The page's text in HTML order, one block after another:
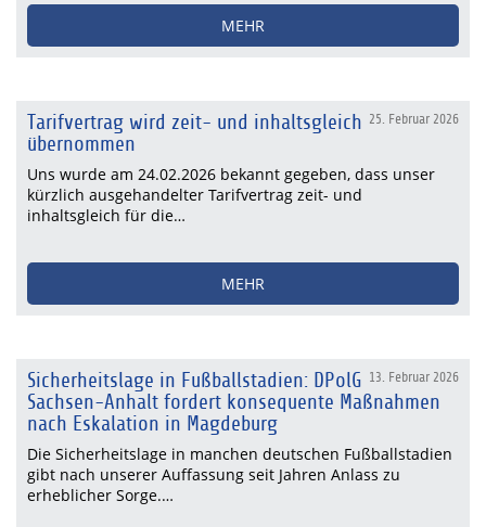
MEHR
25. Februar 2026
Tarifvertrag wird zeit- und inhaltsgleich
übernommen
Uns wurde am 24.02.2026 bekannt gegeben, dass unser
kürzlich ausgehandelter Tarifvertrag zeit- und
inhaltsgleich für die…
MEHR
13. Februar 2026
Sicherheitslage in Fußballstadien: DPolG
Sachsen-Anhalt fordert konsequente Maßnahmen
nach Eskalation in Magdeburg
Die Sicherheitslage in manchen deutschen Fußballstadien
gibt nach unserer Auffassung seit Jahren Anlass zu
erheblicher Sorge.…